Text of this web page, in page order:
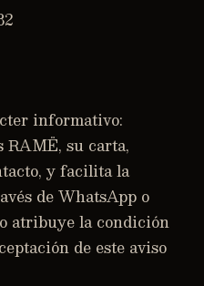
informativo:
RAMË, su carta,
y facilita la
de WhatsApp o
atribuye la condición
de este aviso